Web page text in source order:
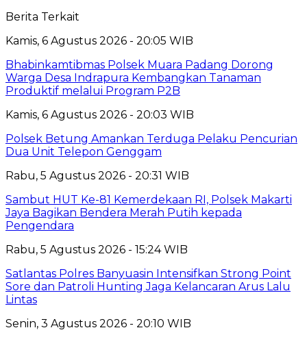
Berita Terkait
Kamis, 6 Agustus 2026 - 20:05 WIB
Bhabinkamtibmas Polsek Muara Padang Dorong
Warga Desa Indrapura Kembangkan Tanaman
Produktif melalui Program P2B
Kamis, 6 Agustus 2026 - 20:03 WIB
Polsek Betung Amankan Terduga Pelaku Pencurian
Dua Unit Telepon Genggam
Rabu, 5 Agustus 2026 - 20:31 WIB
Sambut HUT Ke-81 Kemerdekaan RI, Polsek Makarti
Jaya Bagikan Bendera Merah Putih kepada
Pengendara
Rabu, 5 Agustus 2026 - 15:24 WIB
Satlantas Polres Banyuasin Intensifkan Strong Point
Sore dan Patroli Hunting Jaga Kelancaran Arus Lalu
Lintas
Senin, 3 Agustus 2026 - 20:10 WIB